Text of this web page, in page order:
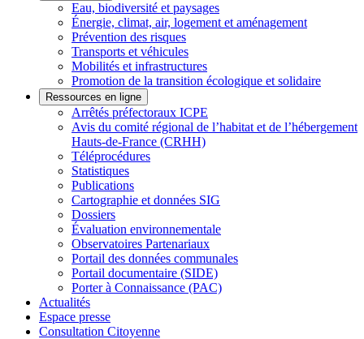
Eau, biodiversité et paysages
Énergie, climat, air, logement et aménagement
Prévention des risques
Transports et véhicules
Mobilités et infrastructures
Promotion de la transition écologique et solidaire
Ressources en ligne
Arrêtés préfectoraux ICPE
Avis du comité régional de l’habitat et de l’hébergement
Hauts-de-France (CRHH)
Téléprocédures
Statistiques
Publications
Cartographie et données SIG
Dossiers
Évaluation environnementale
Observatoires Partenariaux
Portail des données communales
Portail documentaire (SIDE)
Porter à Connaissance (PAC)
Actualités
Espace presse
Consultation Citoyenne